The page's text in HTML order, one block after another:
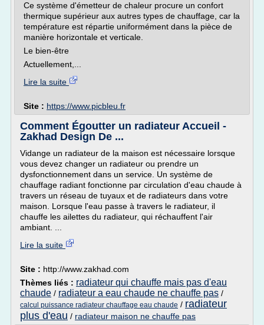
Ce système d'émetteur de chaleur procure un confort
thermique supérieur aux autres types de chauffage, car la
température est répartie uniformément dans la pièce de
manière horizontale et verticale.
Le bien-être
Actuellement,...
Lire la suite
Site : https://www.picbleu.fr
Comment Égoutter un radiateur Accueil -
Zakhad Design De ...
Vidange un radiateur de la maison est nécessaire lorsque
vous devez changer un radiateur ou prendre un
dysfonctionnement dans un service. Un système de
chauffage radiant fonctionne par circulation d'eau chaude à
travers un réseau de tuyaux et de radiateurs dans votre
maison. Lorsque l'eau passe à travers le radiateur, il
chauffe les ailettes du radiateur, qui réchauffent l'air
ambiant. ...
Lire la suite
Site : http://www.zakhad.com
Thèmes liés : radiateur qui chauffe mais pas d'eau
chaude / radiateur a eau chaude ne chauffe pas /
calcul puissance radiateur chauffage eau chaude / radiateur
plus d'eau / radiateur maison ne chauffe pas